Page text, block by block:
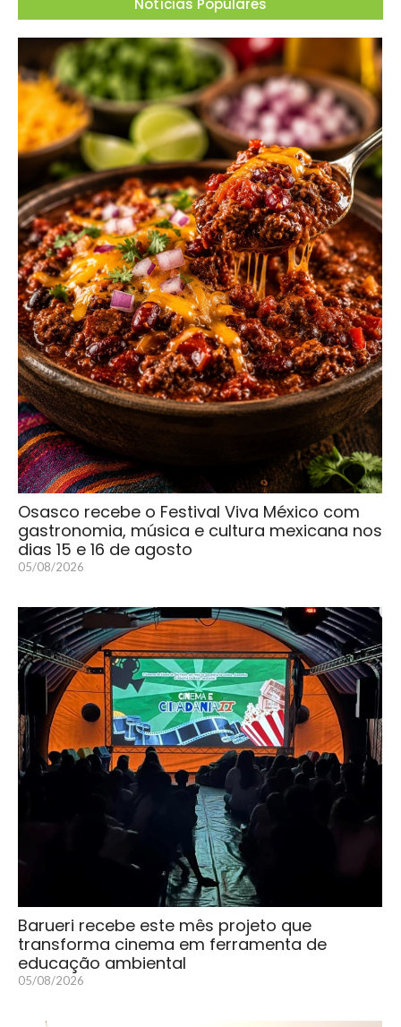
Notícias Populares
Osasco recebe o Festival Viva México com
gastronomia, música e cultura mexicana nos
dias 15 e 16 de agosto
05/08/2026
Barueri recebe este mês projeto que
transforma cinema em ferramenta de
educação ambiental
05/08/2026